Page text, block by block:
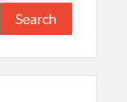
Search
for: